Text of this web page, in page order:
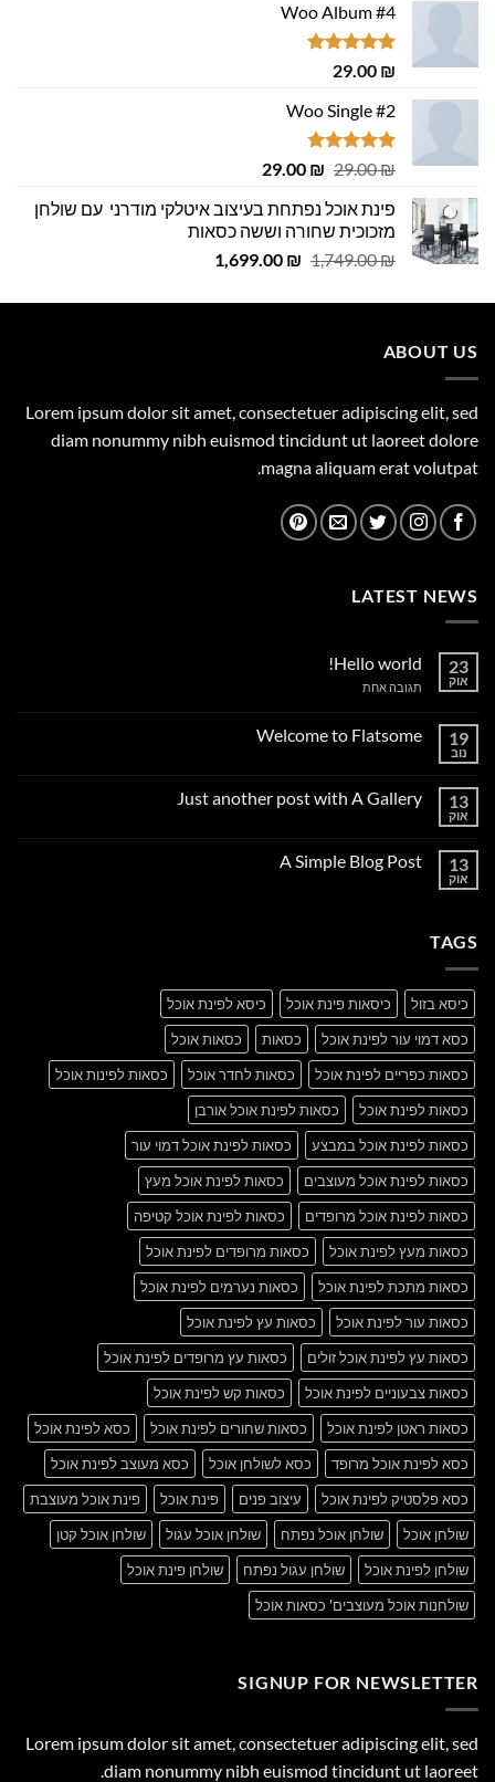
Woo Album #4
דורג5.00
29.00 ₪
Woo Single #2
דורג4.75
29.00₪
המחיר
היה:
29.00 ₪.
29.00 ₪
המחיר
הוא:
29.00 ₪.
פינת אוכל נפתחת בעיצוב איטלקי מודרני עם שולחן
מזכוכית שחורה וששה כסאות
1,749.00₪
המחיר
היה:
1,699.00 ₪
המחיר
הוא:
ABOUT US
Lorem ipsum dolor sit amet, consectetuer adipiscing elit, sed
diam nonummy nibh euismod tincidunt ut laoreet dolore
magna aliquam erat volutpat.
LATEST NEWS
23
אוק
Hello world!
תגובה אחתעל
19
נוב
Welcome to Flatsome
Welcome
13
אוק
Just another post with A Gallery
Just
13
אוק
A Simple Blog Post
TAGS
כיסא בזול כיסאות פינת אוכל
כיסא לפינת אוכל
כסא דמוי עור לפינת אוכל
כסאות
כסאות אוכל
כסאות כפריים לפינת אוכל
כסאות לחדר אוכל
כסאות לפינות אוכל
כסאות לפינת אוכל
כסאות לפינת אוכל אורבן
כסאות לפינת אוכל במבצע
כסאות לפינת אוכל דמוי עור
כסאות לפינת אוכל מעוצבים
כסאות לפינת אוכל מעץ
כסאות לפינת אוכל מרופדים
כסאות לפינת אוכל קטיפה
כסאות מעץ לפינת אוכל
כסאות מרופדים לפינת אוכל
כסאות מתכת לפינת אוכל
כסאות נערמים לפינת אוכל
כסאות עור לפינת אוכל
כסאות עץ לפינת אוכל
כסאות עץ לפינת אוכל זולים
כסאות עץ מרופדים לפינת אוכל
כסאות צבעוניים לפינת אוכל
כסאות קש לפינת אוכל
כסאות ראטן לפינת אוכל
כסאות שחורים לפינת אוכל
כסא לפינת אוכל
כסא לפינת אוכל מרופד
כסא לשולחן אוכל
כסא מעוצב לפינת אוכל
כסא פלסטיק לפינת אוכל
עיצוב פנים פינת אוכל
פינת אוכל מעוצבת
שולחן אוכל
שולחן אוכל נפתח שולחן אוכל עגול
שולחן אוכל קטן
שולחן לפינת אוכל
שולחן עגול נפתח
שולחן פינת אוכל
שולחנות אוכל מעוצבים' כסאות אוכל
SIGNUP FOR NEWSLETTER
Lorem ipsum dolor sit amet, consectetuer adipiscing elit, sed
diam nonummy nibh euismod tincidunt ut laoreet.